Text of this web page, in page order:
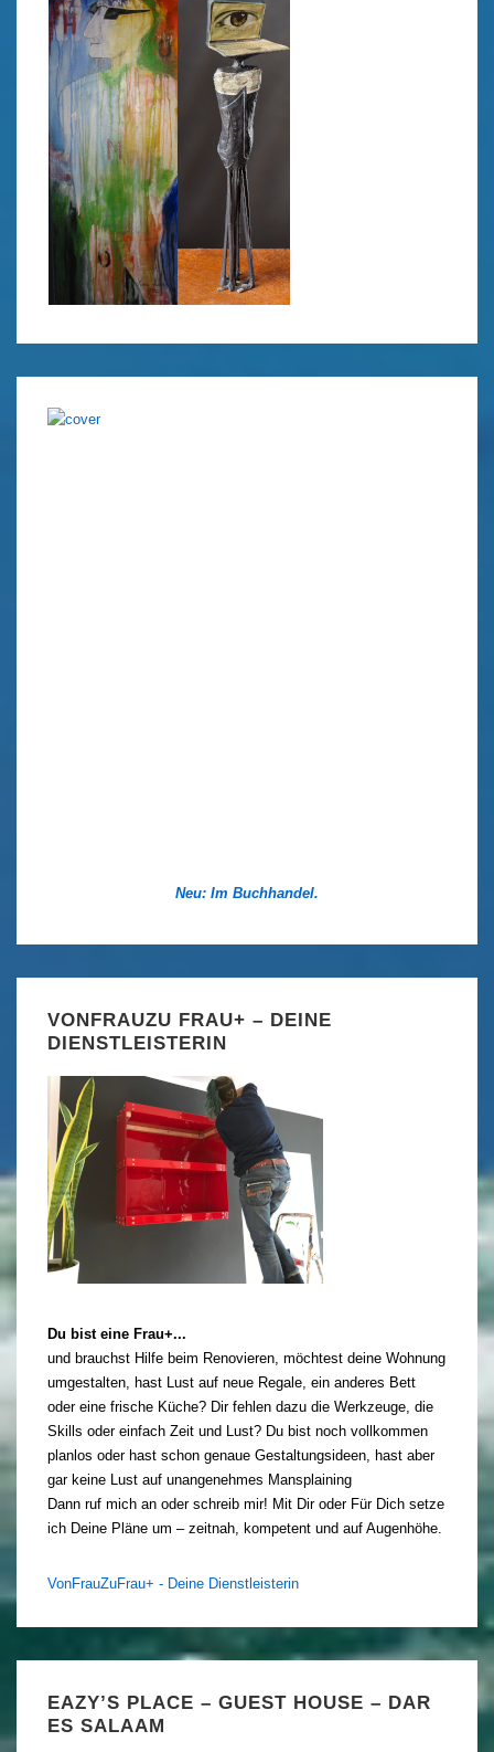
Neu: Im Buchhandel.
VONFRAUZU FRAU+ – DEINE
DIENSTLEISTERIN
Du bist eine Frau+...
und brauchst Hilfe beim Renovieren, möchtest deine Wohnung
umgestalten, hast Lust auf neue Regale, ein anderes Bett
oder eine frische Küche? Dir fehlen dazu die Werkzeuge, die
Skills oder einfach Zeit und Lust? Du bist noch vollkommen
planlos oder hast schon genaue Gestaltungsideen, hast aber
gar keine Lust auf unangenehmes Mansplaining
Dann ruf mich an oder schreib mir! Mit Dir oder Für Dich setze
ich Deine Pläne um – zeitnah, kompetent und auf Augenhöhe.
VonFrauZuFrau+ - Deine Dienstleisterin
EAZY’S PLACE – GUEST HOUSE – DAR
ES SALAAM